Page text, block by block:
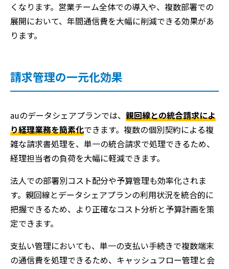
くなります。営業チーム全体での導入や、複数部署での
展開において、年間通信費を大幅に削減できる効果があ
ります。
請求管理の一元化効果
auのデータシェアプランでは、 親回線との統合請求によ
り経理業務を簡素化できます。複数の個別契約による複
雑な請求書処理を、単一の統合請求で処理できるため、
経理担当者の負荷を大幅に軽減できます。
法人での部署別コスト配分や予算管理も効率化されま
す。親回線とデータシェアプランの利用状況を統合的に
把握できるため、より正確なコスト分析と予算計画を策
定できます。
支払い管理においても、単一の支払い手続きで複数端末
の通信費を処理できるため、キャッシュフロー管理と会